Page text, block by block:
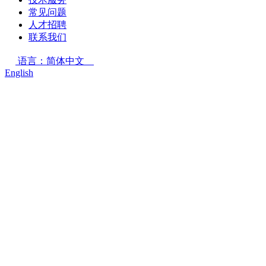
常见问题
人才招聘
联系我们
语言：简体中文
English